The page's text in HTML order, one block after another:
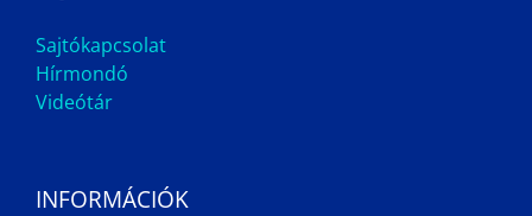
Sajtókapcsolat
Hírmondó
Videótár
INFORMÁCIÓK